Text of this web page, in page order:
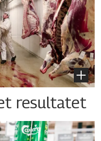
resultatet